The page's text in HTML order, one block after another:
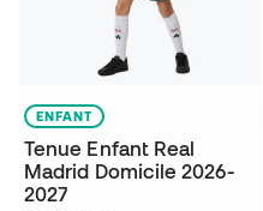
ENFANT
Tenue Enfant Real
Madrid Domicile 2026-
2027